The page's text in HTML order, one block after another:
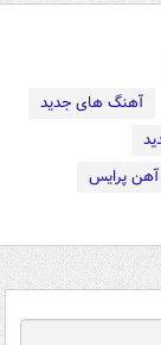
آهنگ های جدید
پرایس